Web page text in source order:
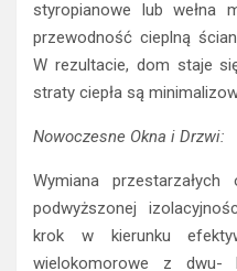
styropianowe lub wełna
przewodność cieplną
W rezultacie, dom staje
straty ciepła są
Nowoczesne Okna i Drzwi:
Wymiana
podwyższonej
krok w kierunku
wielokomorowe z dwu-